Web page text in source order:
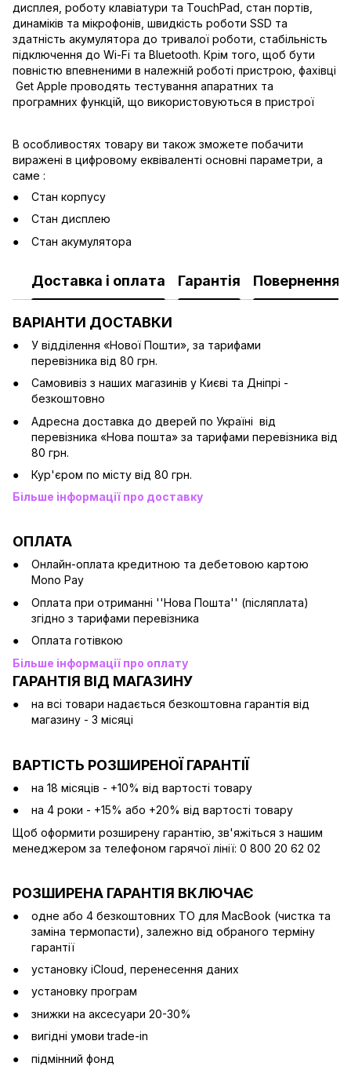
дисплея, роботу клавіатури та TouchPad, стан портів,
динаміків та мікрофонів, швидкість роботи SSD та
здатність акумулятора до тривалої роботи, стабільність
підключення до Wi-Fi та Bluetooth. Крім того, щоб бути
повністю впевненими в належній роботі пристрою, фахівці
Get Apple проводять тестування апаратних та
програмних функцій, що використовуються в пристрої
В особливостях товару ви також зможете побачити
виражені в цифровому еквіваленті основні параметри, а
саме :
Стан корпусу
Стан дисплею
Стан акумулятора
Доставка і оплата Гарантія Повернення
ВАРІАНТИ ДОСТАВКИ
У відділення «Нової Пошти», за тарифами
перевізника від 80 грн.
Cамовивіз з наших магазинів у Києві та Дніпрі -
безкоштовно
Адресна доставка до дверей по Україні від
перевізника «Нова пошта» за тарифами перевізника від
80 грн.
Кур'єром по місту від 80 грн.
Більше інформації про доставку
ОПЛАТА
Онлайн-оплата кредитною та дебетовою картою
Mono Pay
Оплата при отриманні ''Нова Пошта'' (післяплата)
згідно з тарифами перевізника
Оплата готівкою
Більше інформації про оплату
ГАРАНТІЯ ВІД МАГАЗИНУ
на всі товари надається безкоштовна гарантія від
магазину - 3 місяці
ВАРТІСТЬ РОЗШИРЕНОЇ ГАРАНТІЇ
на 18 місяців - +10% від вартості товару
на 4 роки - +15% або +20% від вартості товару
Щоб оформити розширену гарантію, зв'яжіться з нашим
менеджером за телефоном гарячої лінії: 0 800 20 62 02
РОЗШИРЕНА ГАРАНТІЯ ВКЛЮЧАЄ
одне або 4 безкоштовних ТО для MacBook (чистка та
заміна термопасти), залежно від обраного терміну
гарантії
установку iCloud, перенесення даних
установку програм
знижки на аксесуари 20-30%
вигідні умови trade-in
підмінний фонд